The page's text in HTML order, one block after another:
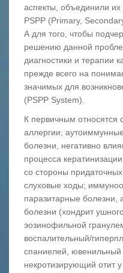
аспекты, объединили их
PSPP (Primary,
А для того, чтобы
решению данной
диагностики и терапии
прежде всего на
значимых для
(PSPP System).
К первичным
аллергии;
болезни, негативно
процесса
со стороны
слуховые ходы;
паразитарные болезни,
болезни (хондрит
эозинофильной
воспалительный/
спаниелей,
некротизирующий отит